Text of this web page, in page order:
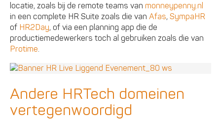
locatie, zoals bij de remote teams van monneypenny.nl
in een complete HR Suite zoals die vanAfas,SympaHR
of HR2Day, of via een planning app die de
productiemedewerkers toch al gebruiken zoals die van
Protime.
Andere HRTech domeinen
vertegenwoordigd